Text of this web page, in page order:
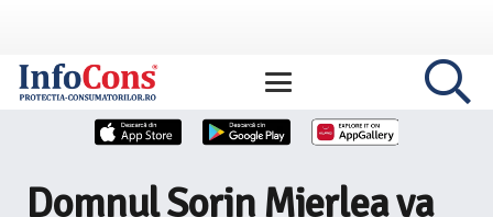
Domnul Sorin Mierlea va